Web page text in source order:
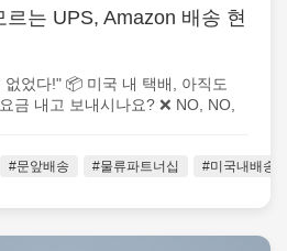
는 UPS, Amazon 배송 현
었다!" 📦 미국 내 택배, 아직도
금 내고 보내시나요? ❌ NO, NO,
#문앞배송 #물류파트너십 #미국내배송